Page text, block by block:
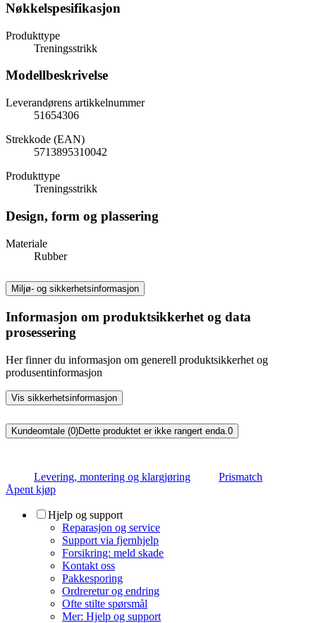
Nøkkelspesifikasjon
Produkttype
Treningsstrikk
Modellbeskrivelse
Leverandørens artikkelnummer
51654306
Strekkode (EAN)
5713895310042
Produkttype
Treningsstrikk
Design, form og plassering
Materiale
Rubber
Miljø- og sikkerhetsinformasjon
Informasjon om produktsikkerhet og data
prosessering
Her finner du informasjon om generell produktsikkerhet og
produsentinformasjon
Vis sikkerhetsinformasjon
Kundeomtale (0)Dette produktet er ikke rangert enda.0
Levering, montering og klargjøring
Prismatch
Åpent kjøp
Hjelp og support
Reparasjon og service
Support via fjernhjelp
Forsikring: meld skade
Kontakt oss
Pakkesporing
Ordreretur og endring
Ofte stilte spørsmål
Mer: Hjelp og support